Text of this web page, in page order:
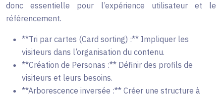
donc essentielle pour l’expérience utilisateur et le
référencement.
**Tri par cartes (Card sorting) :** Impliquer les
visiteurs dans l’organisation du contenu.
**Création de Personas :** Définir des profils de
visiteurs et leurs besoins.
**Arborescence inversée :** Créer une structure à